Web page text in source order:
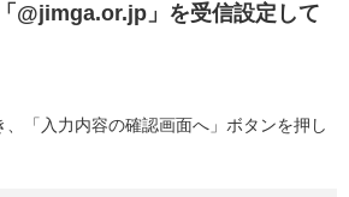
@jimga.or.jp」を受信設定して
「入力内容の確認画面へ」ボタンを押し